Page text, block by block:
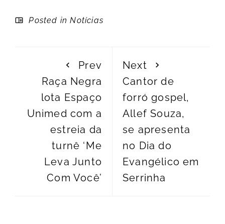
Posted inNotícias
Prev
Raça Negra
lota Espaço
Unimed com a
estreia da
turnê ‘Me
Leva Junto
Com Você’
Next
Cantor de
forró gospel,
Allef Souza,
se apresenta
no Dia do
Evangélico em
Serrinha